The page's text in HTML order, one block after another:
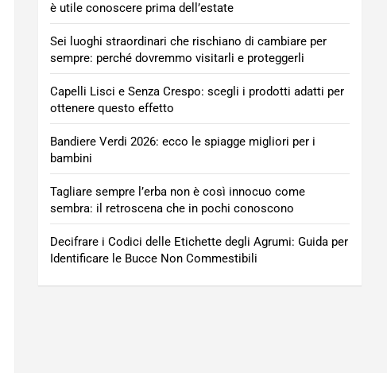
è utile conoscere prima dell’estate
Sei luoghi straordinari che rischiano di cambiare per
sempre: perché dovremmo visitarli e proteggerli
Capelli Lisci e Senza Crespo: scegli i prodotti adatti per
ottenere questo effetto
Bandiere Verdi 2026: ecco le spiagge migliori per i
bambini
Tagliare sempre l’erba non è così innocuo come
sembra: il retroscena che in pochi conoscono
Decifrare i Codici delle Etichette degli Agrumi: Guida per
Identificare le Bucce Non Commestibili